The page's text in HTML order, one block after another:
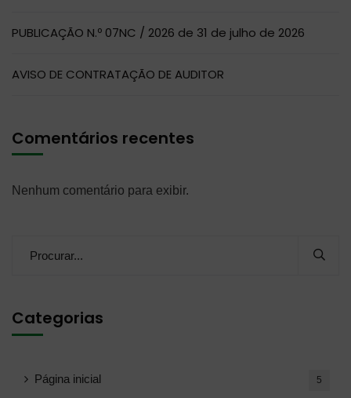
PUBLICAÇÃO N.º 07NC / 2026 de 31 de julho de 2026
AVISO DE CONTRATAÇÃO DE AUDITOR
Comentários recentes
Nenhum comentário para exibir.
Categorias
Página inicial 5